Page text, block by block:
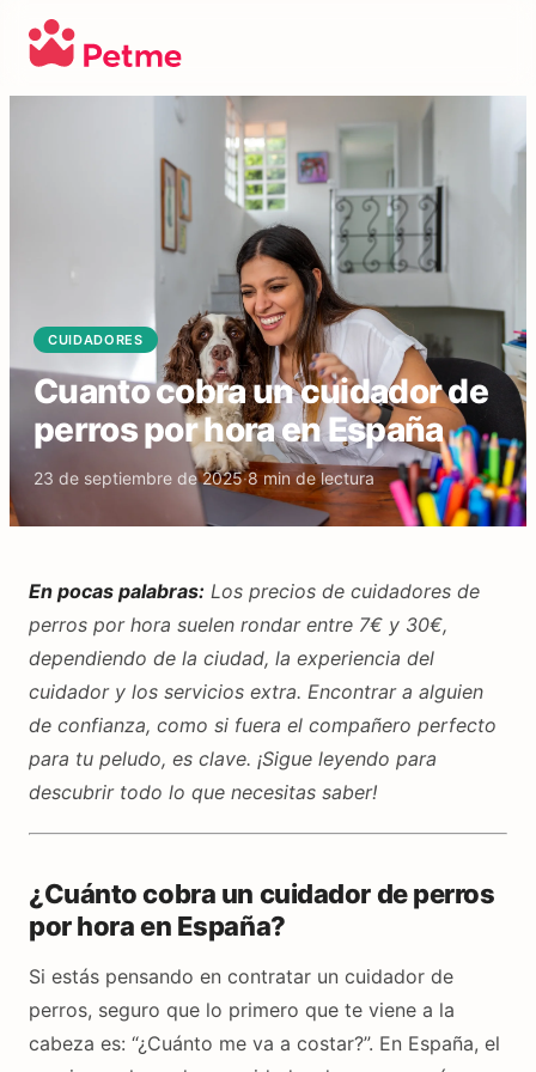
CUIDADORES
Cuanto cobra un cuidador de
perros por hora en España
23 de septiembre de 2025·8min de lectura
En pocas palabras: Los precios de cuidadores de
perros por hora suelen rondar entre 7€ y 30€,
dependiendo de la ciudad, la experiencia del
cuidador y los servicios extra. Encontrar a alguien
de confianza, como si fuera el compañero perfecto
para tu peludo, es clave. ¡Sigue leyendo para
descubrir todo lo que necesitas saber!
¿Cuánto cobra un cuidador de perros
por hora en España?
Si estás pensando en contratar un cuidador de
perros, seguro que lo primero que te viene a la
cabeza es: “¿Cuánto me va a costar?”. En España, el